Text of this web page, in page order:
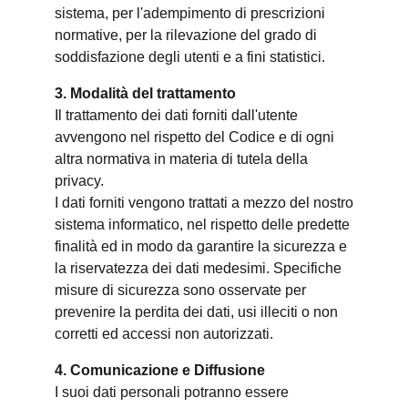
sistema, per l'adempimento di prescrizioni
normative, per la rilevazione del grado di
soddisfazione degli utenti e a fini statistici.
3. Modalità del trattamento
Il trattamento dei dati forniti dall'utente
avvengono nel rispetto del Codice e di ogni
altra normativa in materia di tutela della
privacy.
I dati forniti vengono trattati a mezzo del nostro
sistema informatico, nel rispetto delle predette
finalità ed in modo da garantire la sicurezza e
la riservatezza dei dati medesimi. Specifiche
misure di sicurezza sono osservate per
prevenire la perdita dei dati, usi illeciti o non
corretti ed accessi non autorizzati.
4. Comunicazione e Diffusione
I suoi dati personali potranno essere